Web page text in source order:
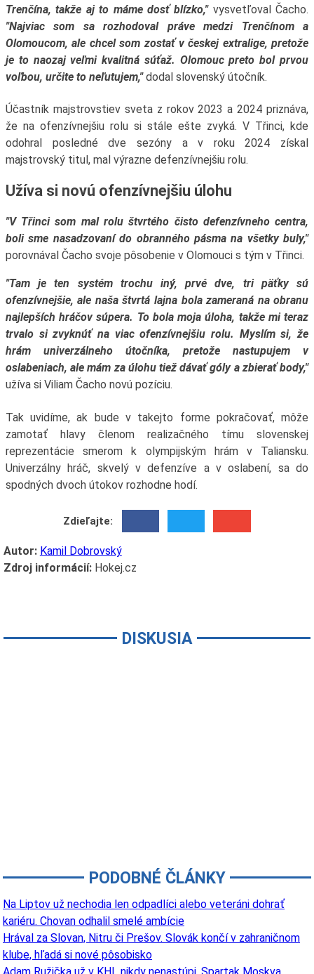
Trenčína, takže aj to máme dosť blízko,"vysvetľoval Čacho.
"Najviac som sa rozhodoval práve medzi Trenčínom a
Olomoucom, ale chcel som zostať v českej extralige, pretože
je to naozaj veľmi kvalitná súťaž. Olomouc preto bol prvou
voľbou, určite to neľutujem,"dodal slovenský útočník.
Účastník majstrovstiev sveta z rokov 2023 a 2024 priznáva,
že na ofenzívnejšiu rolu si stále ešte zvyká. V Třinci, kde
odohral posledné dve sezóny a v roku 2024 získal
majstrovský titul, mal výrazne defenzívnejšiu rolu.
Užíva si novú ofenzívnejšiu úlohu
"V Třinci som mal rolu štvrtého čisto defenzívneho centra,
boli sme nasadzovaní do obranného pásma na všetky buly,"
porovnával Čacho svoje pôsobenie v Olomouci s tým v Třinci.
"Tam je ten systém trochu iný, prvé dve, tri päťky sú
ofenzívnejšie, ale naša štvrtá lajna bola zameraná na obranu
najlepších hráčov súpera. To bola moja úloha, takže mi teraz
trvalo si zvyknúť na viac ofenzívnejšiu rolu. Myslím si, že
hrám univerzálneho útočníka, pretože nastupujem v
oslabeniach, ale mám za úlohu tiež dávať góly a zbierať body,"
užíva si Viliam Čacho novú pozíciu.
Tak uvidíme, ak bude v takejto forme pokračovať, môže
zamotať hlavy členom realizačného tímu slovenskej
reprezentácie smerom k olympijským hrám v Taliansku.
Univerzálny hráč, skvelý v defenzíve a v oslabení, sa do
spodných dvoch útokov rozhodne hodí.
Zdieľajte:
Autor: Kamil Dobrovský
Zdroj informácií:Hokej.cz
DISKUSIA
PODOBNÉ ČLÁNKY
Na Liptov už nechodia len odpadlíci alebo veteráni dohrať
kariéru. Chovan odhalil smelé ambície
Hrával za Slovan, Nitru či Prešov. Slovák končí v zahraničnom
klube, hľadá si nové pôsobisko